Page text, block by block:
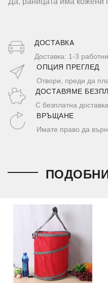
ДОСТАВКA
Доставка: 1-3
ОПЦИЯ ПРЕГЛЕД
Отвори, преди да
ДОСТАВЯМЕ
С безплатна
ВРЪЩАНЕ
Имате право да